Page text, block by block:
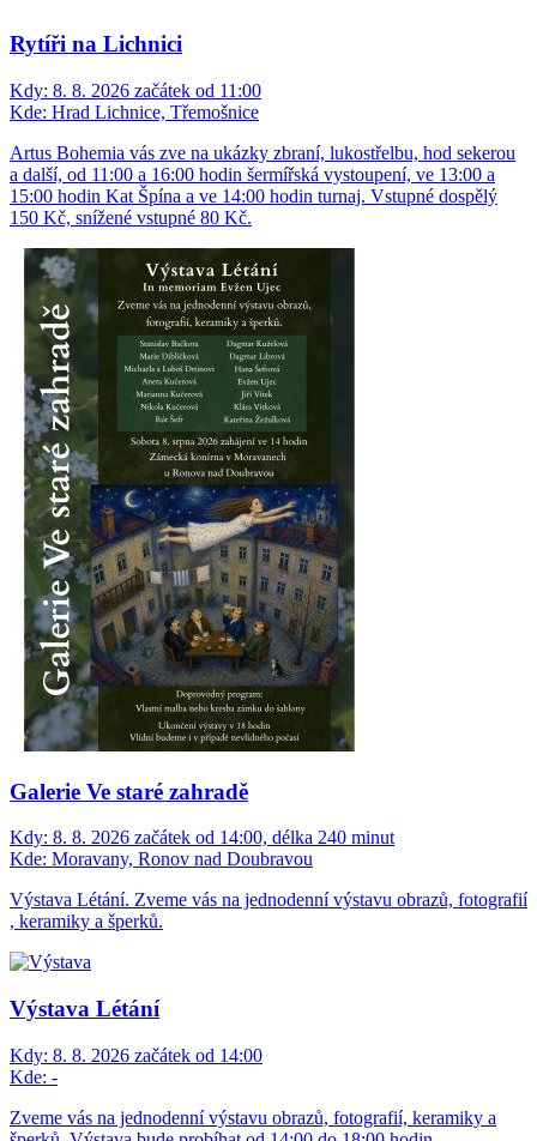
Rytíři na Lichnici
Kdy: 8. 8. 2026 začátek od 11:00
Kde: Hrad Lichnice, Třemošnice
Artus Bohemia vás zve na ukázky zbraní, lukostřelbu, hod sekerou
a další, od 11:00 a 16:00 hodin šermířská vystoupení, ve 13:00 a
15:00 hodin Kat Špína a ve 14:00 hodin turnaj. Vstupné dospělý
150 Kč, snížené vstupné 80 Kč.
Galerie Ve staré zahradě
Kdy: 8. 8. 2026 začátek od 14:00, délka 240 minut
Kde: Moravany, Ronov nad Doubravou
Výstava Létání. Zveme vás na jednodenní výstavu obrazů, fotografií
, keramiky a šperků.
Výstava Létání
Kdy: 8. 8. 2026 začátek od 14:00
Kde: -
Zveme vás na jednodenní výstavu obrazů, fotografií, keramiky a